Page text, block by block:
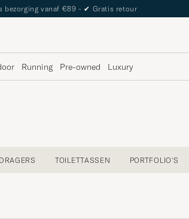
bezorging vanaf €89 - ✔ Gratis retour
Running Pre-owned Luxury
TOILETTASSEN PORTFOLIO'S